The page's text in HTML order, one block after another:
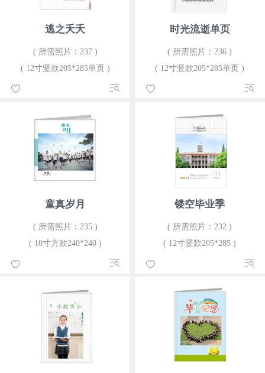
逃之夭夭
( 所需照片：237 )
( 12寸竖款205*285单页 )
时光流逝单页
( 所需照片：236 )
( 12寸竖款205*285单页 )
童真岁月
( 所需照片：235 )
( 10寸方款240*240 )
镂空毕业季
( 所需照片：232 )
( 12寸竖款205*285 )